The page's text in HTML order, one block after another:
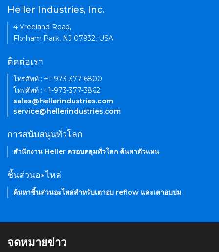
Heller Industries, Inc.
4 Vreeland Road,
Florham Park, NJ 07932, USA
ติดต่อเรา
โทรศัพท์ : +1-973-377-6800
โทรศัพท์ : +1-973-377-3862
sales@hellerindustries.com
service@hellerindustries.com
การสนับสนุนทั่วโลก
สำนักงาน Heller ครอบคลุมทั่วโลก ค้นหาตัวแทน
ชิ้นส่วนอะไหล่
ค้นหาชิ้นส่วนอะไหล่สำหรับเตาอบ reflow และเตาอบบ่ม
จดหมายข่าว